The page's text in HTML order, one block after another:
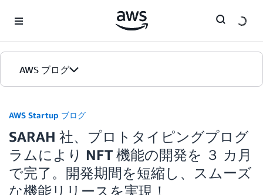
AWS ブログ
カテゴリ
エディション
AWS Startup ブログ
SARAH 社、プロトタイピングプログ
ラムにより NFT 機能の開発を ３ カ月
で完了。開発期間を短縮し、スムーズ
な機能リリースを実現！